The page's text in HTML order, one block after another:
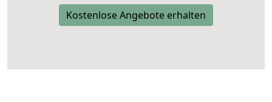
Kostenlose Angebote erhalten